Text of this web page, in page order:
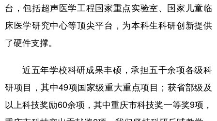
台，包括超声医学工程国家重点实验室、国家儿童临
床医学研究中心等顶尖平台，为本科生科研创新提供
了硬件支撑。
近五年学校科研成果丰硕，承担五千余项各级科
研项目，其中49项国家级重大重点项目；获省部级及
以上科技奖励60余项，其中重庆市科技奖一等奖9项，